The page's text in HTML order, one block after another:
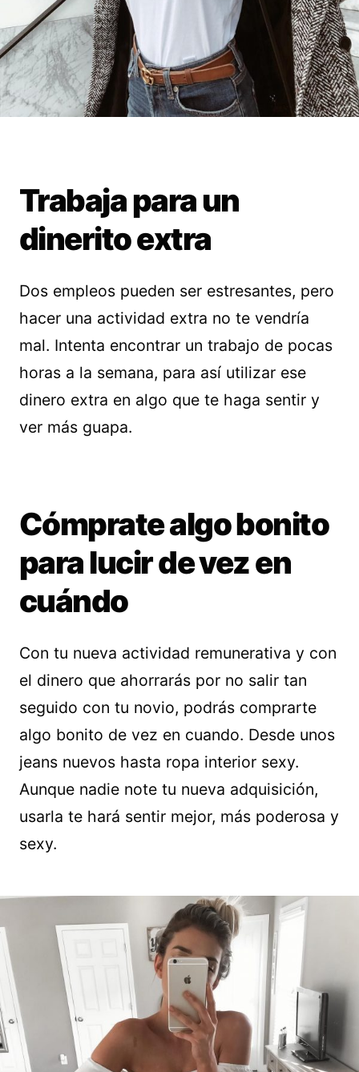
Trabaja para un
dinerito extra
Dos empleos pueden ser estresantes, pero
hacer una actividad extra no te vendría
mal. Intenta encontrar un trabajo de pocas
horas a la semana, para así utilizar ese
dinero extra en algo que te haga sentir y
ver más guapa.
Cómprate algo bonito
para lucir de vez en
cuándo
Con tu nueva actividad remunerativa y con
el dinero que ahorrarás por no salir tan
seguido con tu novio, podrás comprarte
algo bonito de vez en cuando. Desde unos
jeans nuevos hasta ropa interior sexy.
Aunque nadie note tu nueva adquisición,
usarla te hará sentir mejor, más poderosa y
sexy.